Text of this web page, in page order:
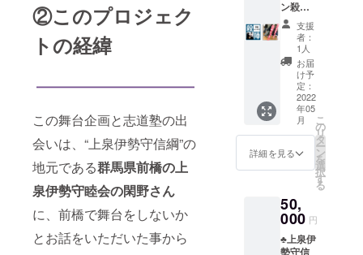
②このプロジェク
トの経緯
この舞台企画と志道塾の出
会いは、“上泉伊勢守信綱”の
地元である群馬県前橋の上
泉伊勢守睦会の閑野さん
に、前橋で舞台をしないか
とお話をいただいた事から
載させ
ていた
だきま
す。
いた上
でご入
場のご
案内を
させて
いただ
きま
す。 ・
チケッ
トの返
しかね
ます。
い。
【備考
欄】 ・
ご支援
ンフ
レット
にお名
前の記
載 【備
考欄】
・ご支
援時、
必ず
【備考
欄】に
掲載時
ご記入
くださ
い。 ・
匿名ご
礼のお
手紙
※舞台オ
リジナ
ルポス
トカー
ド付き
⚫︎お礼
殺陣動
画in赤
城神社
⚫︎「上
区
に！」
ンフ
ン殺陣
教室】
◎出演
キャス
トによ
る殺陣
教室を
開催さ
せてい
ただき
ます。
(1組
2〜5名
期限：
2023年
５月末
日まで)
支援
者：
1人
お届
け予
定：
2022
年05
月
詳細を見る
こ
の
リ
タ
ー
ン
を
選
択
す
る
50,
000 円
♣︎上泉伊